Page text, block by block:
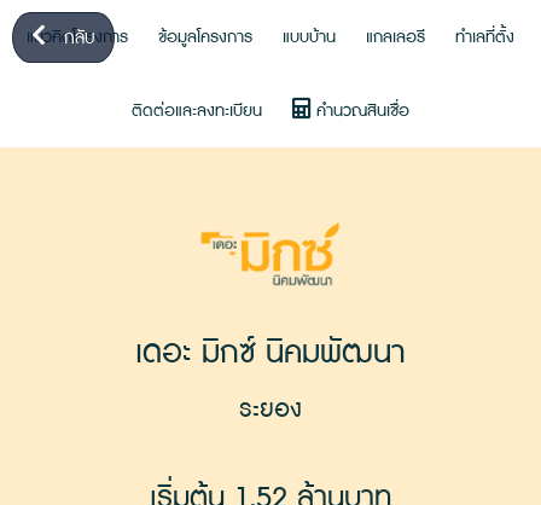
กลับ
แนวคิดโครงการ ข้อมูลโครงการ แบบบ้าน แกลเลอรี ทำเลที่ตั้ง
ติดต่อและลงทะเบียน คำนวณสินเชื่อ
เดอะ มิกซ์ นิคมพัฒนา
ระยอง